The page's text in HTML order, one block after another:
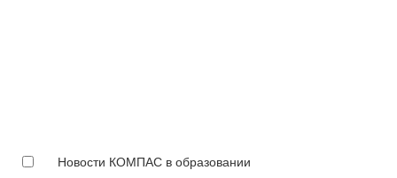
Новости КОМПАС в образовании